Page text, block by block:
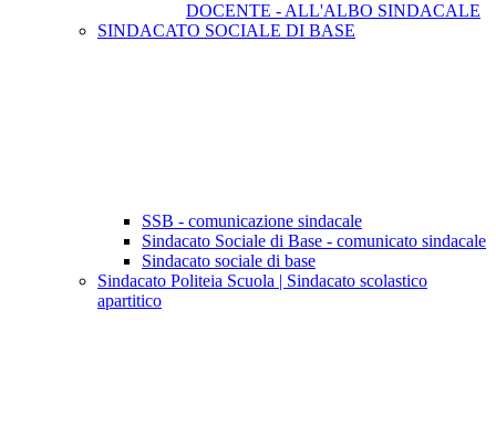
DOCENTE - ALL'ALBO SINDACALE
SINDACATO SOCIALE DI BASE
SSB - comunicazione sindacale
Sindacato Sociale di Base - comunicato sindacale
Sindacato sociale di base
Sindacato Politeia Scuola | Sindacato scolastico
apartitico